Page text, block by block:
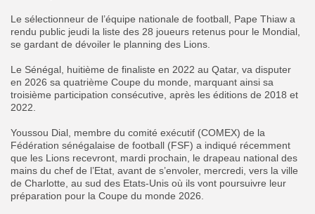
‎‎Le sélectionneur de l’équipe nationale de football, Pape Thiaw a
rendu public jeudi la liste des 28 joueurs retenus pour le Mondial,
se gardant de dévoiler le planning des Lions.
‎Le Sénégal, huitième de finaliste en 2022 au Qatar, va disputer
en 2026 sa quatrième Coupe du monde, marquant ainsi sa
troisième participation consécutive, après les éditions de 2018 et
2022.
‎Youssou Dial, membre du comité exécutif (COMEX) de la
Fédération sénégalaise de football (FSF) a indiqué récemment
que les Lions recevront, mardi prochain, le drapeau national des
mains du chef de l’Etat, avant de s’envoler, mercredi, vers la ville
de Charlotte, au sud des Etats-Unis où ils vont poursuivre leur
préparation pour la Coupe du monde 2026.